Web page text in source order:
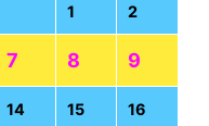
1 2
7 8 9
14 15 16